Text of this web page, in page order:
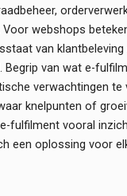
webshops
van klantbeleving
Begrip van wat e-
verwachtingen te
knelpunten of
fulfilment vooral
een oplossing voor